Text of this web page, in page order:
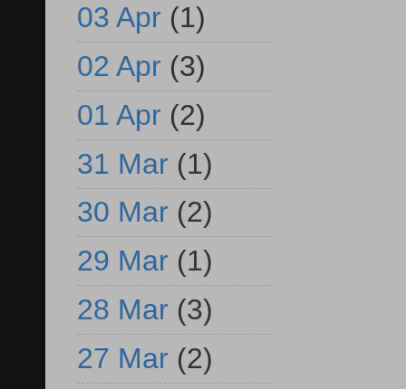
03 Apr (1)
02 Apr (3)
01 Apr (2)
31 Mar (1)
30 Mar (2)
29 Mar (1)
28 Mar (3)
27 Mar (2)